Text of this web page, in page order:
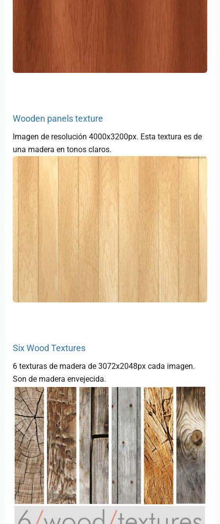
Wooden panels texture
Imagen de resolución 4000x3200px. Esta textura es de
una madera en tonos claros.
Six Wood Textures
6 texturas de madera de 3072x2048px cada imagen.
Son de madera envejecida.